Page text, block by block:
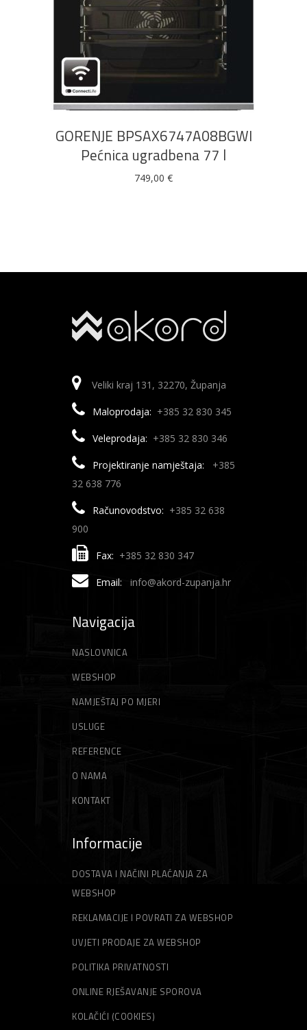
GORENJE BPSAX6747A08BGWI
Pećnica ugradbena 77 l
749,00 €
Veliki kraj 131, 32270, Županja
Maloprodaja: +385 32 830 345
Veleprodaja: +385 32 830 346
Projektiranje namještaja:
+385
32 638 776
Računovodstvo: +385 32 638
900
Fax: +385 32 830 347
Email: info@akord-zupanja.hr
Navigacija
NASLOVNICA
WEBSHOP
NAMJEŠTAJ PO MJERI
USLUGE
REFERENCE
O NAMA
KONTAKT
Informacije
DOSTAVA I NAČINI PLAĆANJA ZA
WEBSHOP
REKLAMACIJE I POVRATI ZA WEBSHOP
UVJETI PRODAJE ZA WEBSHOP
POLITIKA PRIVATNOSTI
ONLINE RJEŠAVANJE SPOROVA
KOLAČIĆI (COOKIES)